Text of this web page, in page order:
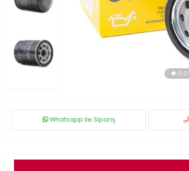
Whatsapp ile Sipariş